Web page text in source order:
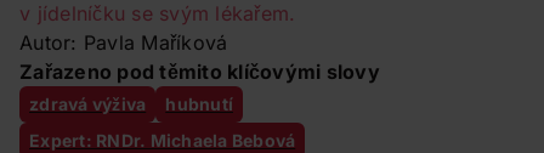
v jídelníčku se svým lékařem.
Autor: Pavla Maříková
Zařazeno pod těmito klíčovými slovy
zdravá výživa
hubnutí
Expert: RNDr. Michaela Bebová